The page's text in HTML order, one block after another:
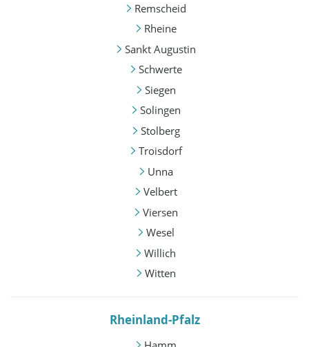
Remscheid
Rheine
Sankt Augustin
Schwerte
Siegen
Solingen
Stolberg
Troisdorf
Unna
Velbert
Viersen
Wesel
Willich
Witten
Rheinland-Pfalz